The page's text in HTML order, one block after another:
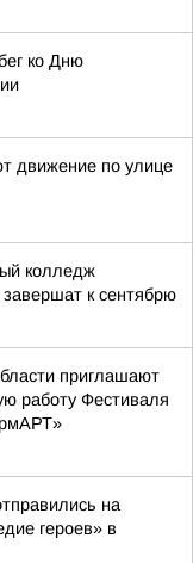
ко Дню
движение по улице
колледж
к сентябрю
приглашают
работу Фестиваля
на
героев» в